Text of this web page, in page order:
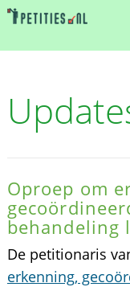
Oproep om
behandeling
De petitionaris
erkenning,